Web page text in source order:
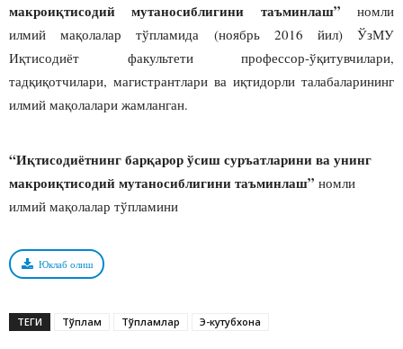
макроиқтисодий мутаносиблигини таъминлаш” номли
илмий мақолалар тўпламида (ноябрь 2016 йил) ЎзМУ
Иқтисодиёт факультети профессор-ўқитувчилари,
тадқиқотчилари, магистрантлари ва иқтидорли талабаларининг
илмий мақолалари жамланган.
“Иқтисодиётнинг барқарор ўсиш суръатларини ва унинг
макроиқтисодий мутаносиблигини таъминлаш” номли
илмий мақолалар тўпламини
Юклаб олиш
ТЕГИ Тўплам Тўпламлар Э-кутубхона